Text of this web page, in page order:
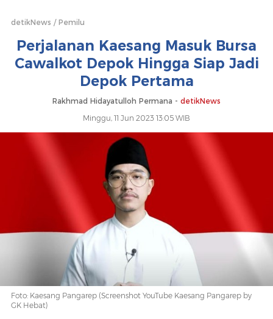
Jadi
Depok
Pertama
detikNews Pemilu
Perjalanan Kaesang Masuk Bursa
Cawalkot Depok Hingga Siap Jadi
Depok Pertama
Rakhmad Hidayatulloh Permana - detikNews
Minggu, 11 Jun 2023 13:05 WIB
Foto: Kaesang Pangarep (Screenshot YouTube Kaesang Pangarep by
GK Hebat)